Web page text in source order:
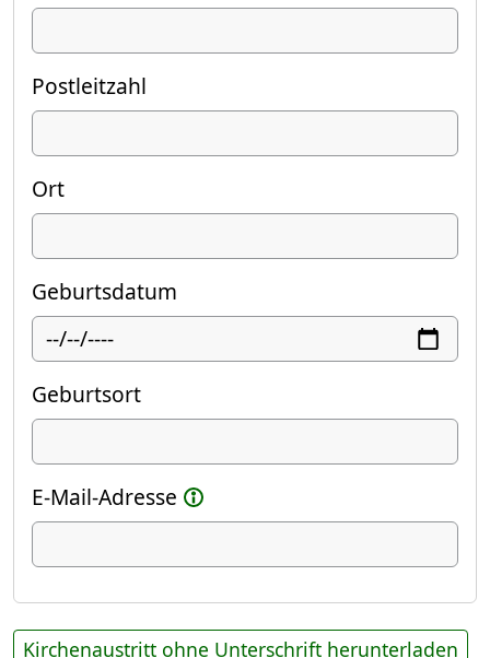
Postleitzahl
Ort
Geburtsdatum
Geburtsort
E-Mail-Adresse
Kirchenaustritt ohne Unterschrift herunterladen